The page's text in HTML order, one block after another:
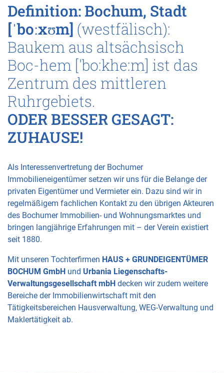
Definition: Bochum, Stadt
[ˈboːxʊm] (westfälisch):
Baukem aus altsächsisch
Boc-hem ['bo:khe:m] ist das
Zentrum des mittleren
Ruhrgebiets.
ODER BESSER GESAGT:
ZUHAUSE!
Als Interessenvertretung der Bochumer
Immobilieneigentümer setzen wir uns für die Belange der
privaten Eigentümer und Vermieter ein. Dazu sind wir in
regelmäßigem fachlichen Kontakt zu den übrigen Akteuren
des Bochumer Immobilien- und Wohnungsmarktes und
bringen langjährige Erfahrungen mit – der Verein existiert
seit 1880.
Mit unseren Tochterfirmen HAUS + GRUNDEIGENTÜMER
BOCHUM GmbH und Urbania Liegenschafts-
Verwaltungsgesellschaft mbH decken wir zudem weitere
Bereiche der Immobilienwirtschaft mit den
Tätigkeitsbereichen Hausverwaltung, WEG-Verwaltung und
Maklertätigkeit ab.